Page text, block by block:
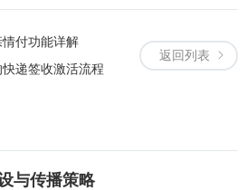
需要随身WiFi的出差人士，每当有用户
激活使用，你就能从
中，确实会有不少多设备用户（比如拥有
设备）提出合并流量的需求，作为推广
返回列表
付功能详解
递签收激活流程
与传播策略